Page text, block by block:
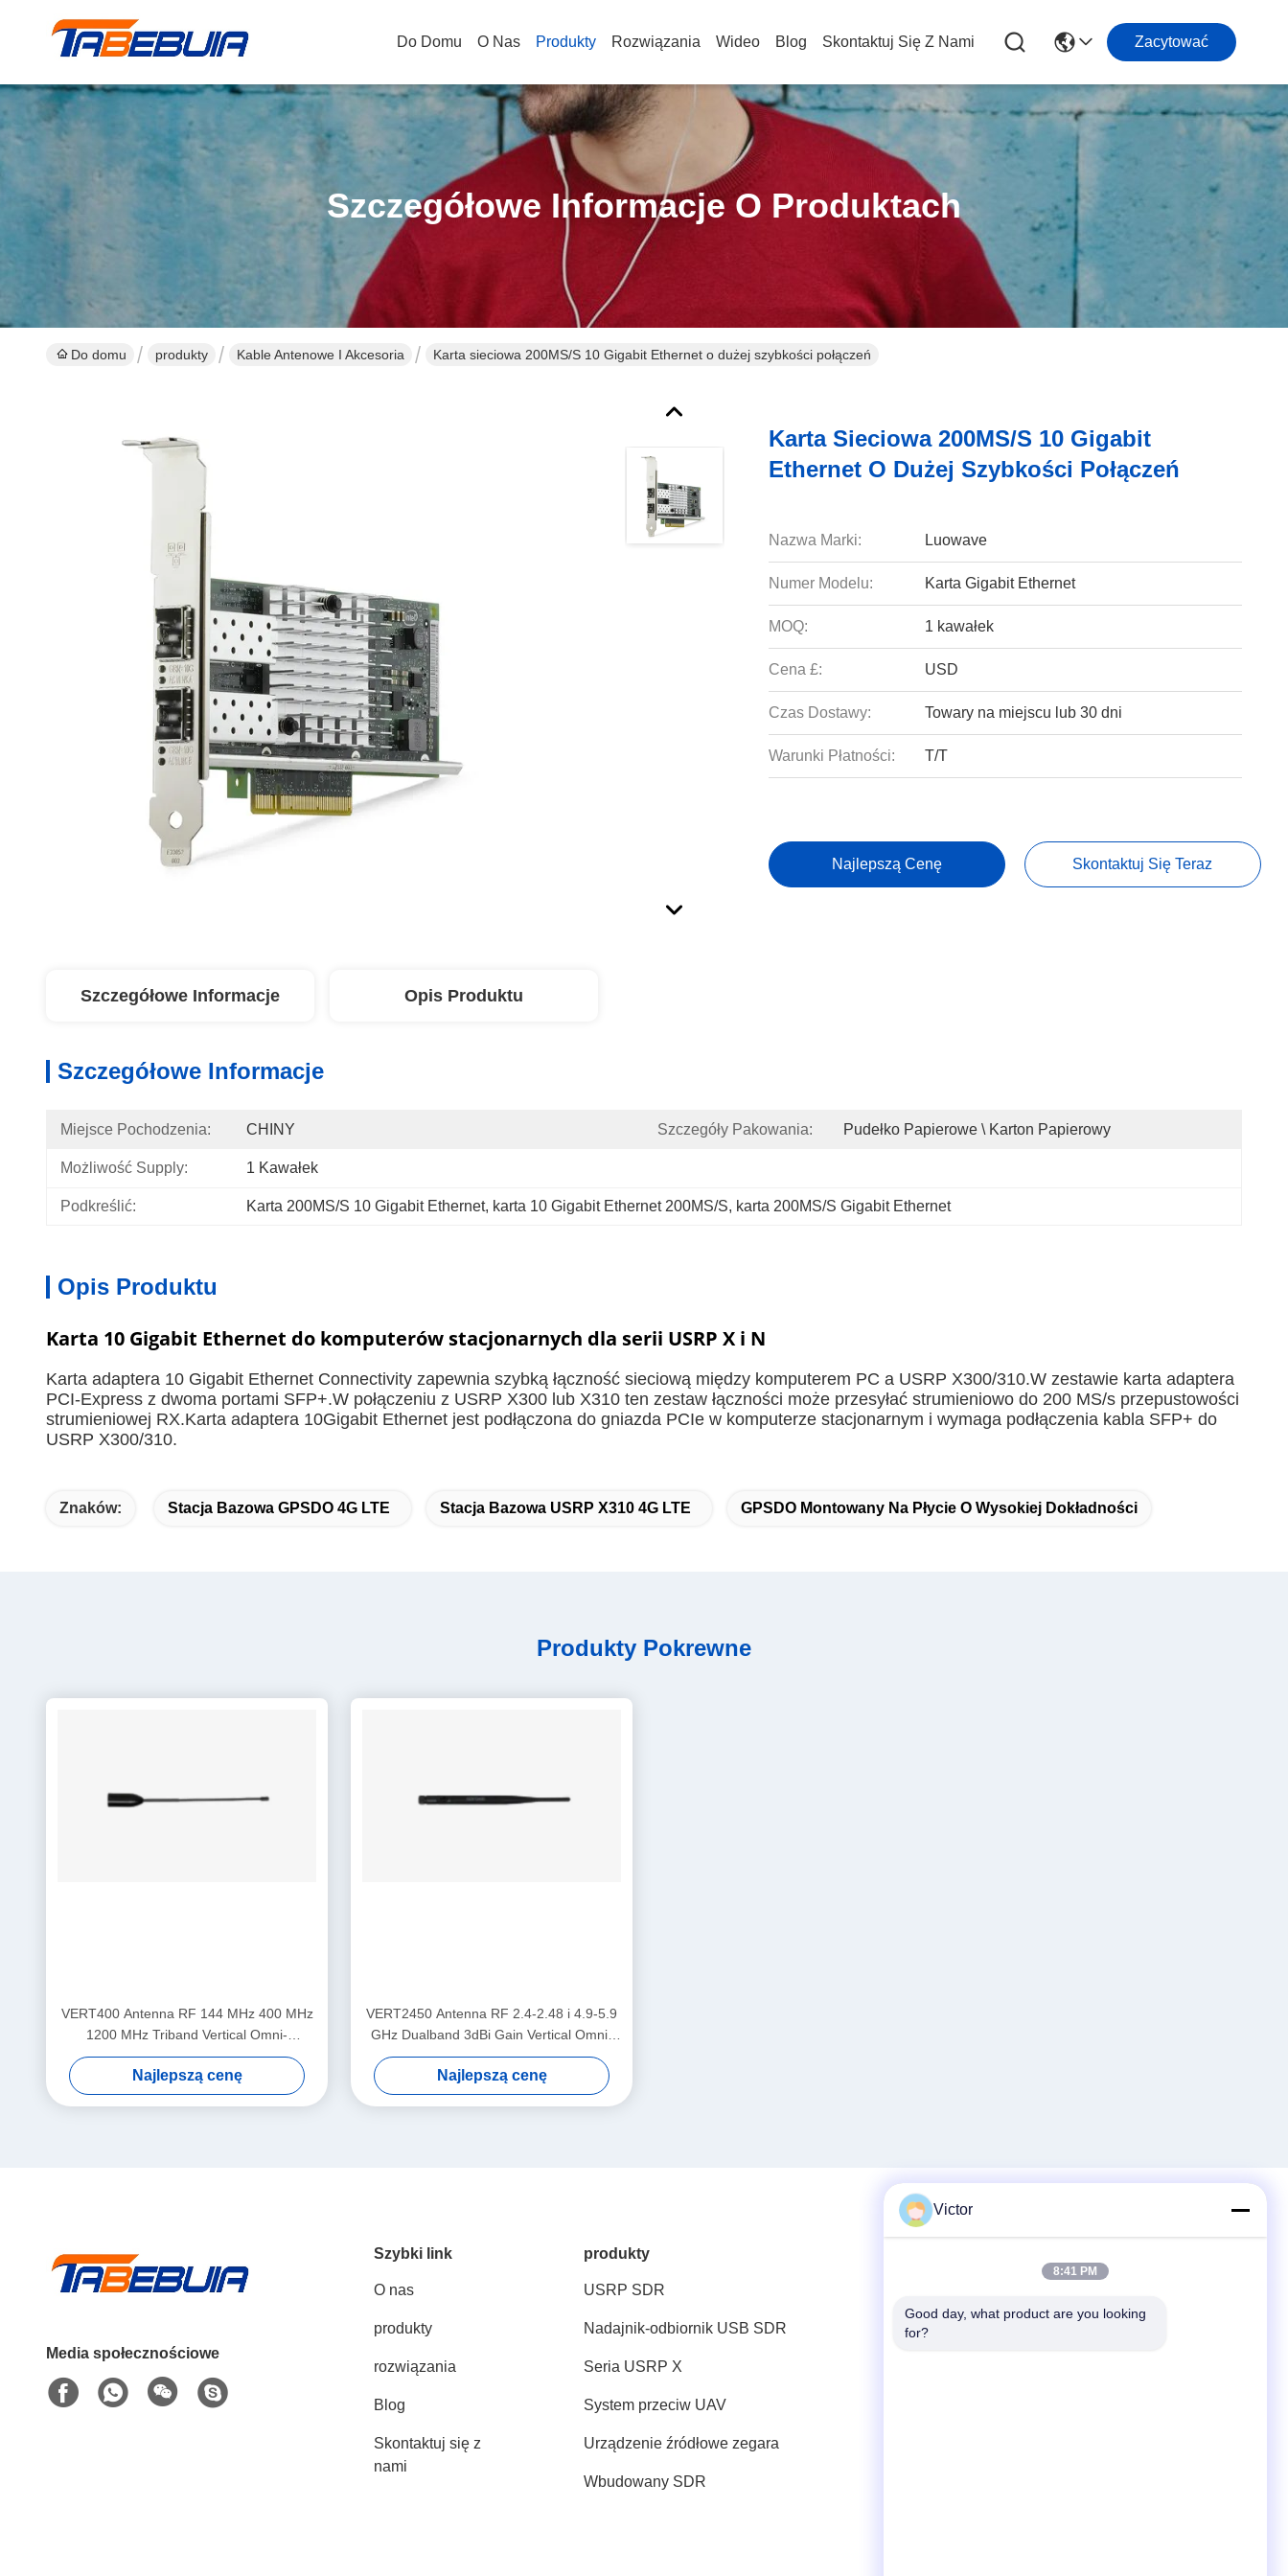
Do Domu O Nas Produkty Rozwiązania Wideo Blog Skontaktuj Się Z Nami Zacytować
Szczegółowe Informacje O Produktach
Do domu produkty Kable Antenowe I Akcesoria Karta sieciowa 200MS/S 10 Gigabit Ethernet o dużej szybkości połączeń
Karta Sieciowa 200MS/S 10 Gigabit
Ethernet O Dużej Szybkości Połączeń
Nazwa Marki: Luowave
Numer Modelu: Karta Gigabit Ethernet
MOQ: 1 kawałek
Cena £: USD
Czas Dostawy: Towary na miejscu lub 30 dni
Warunki Płatności: T/T
Najlepszą Cenę Skontaktuj Się Teraz
Szczegółowe Informacje Opis Produktu
Szczegółowe Informacje
Miejsce Pochodzenia: CHINY Szczegóły Pakowania: Pudełko Papierowe \ Karton Papierowy
Możliwość Supply: 1 Kawałek
Podkreślić: Karta 200MS/S 10 Gigabit Ethernet, karta 10 Gigabit Ethernet 200MS/S, karta 200MS/S Gigabit Ethernet
Opis Produktu
Karta 10 Gigabit Ethernet do komputerów stacjonarnych dla serii USRP X i N
Karta adaptera 10 Gigabit Ethernet Connectivity zapewnia szybką łączność sieciową między komputerem PC a USRP X300/310.W zestawie karta adaptera
PCI-Express z dwoma portami SFP+.W połączeniu z USRP X300 lub X310 ten zestaw łączności może przesyłać strumieniowo do 200 MS/s przepustowości
strumieniowej RX.Karta adaptera 10Gigabit Ethernet jest podłączona do gniazda PCIe w komputerze stacjonarnym i wymaga podłączenia kabla SFP+ do
USRP X300/310.
Znaków: Stacja Bazowa GPSDO 4G LTE Stacja Bazowa USRP X310 4G LTE GPSDO Montowany Na Płycie O Wysokiej Dokładności
Produkty Pokrewne
VERT400 Antenna RF 144 MHz 400 MHz
1200 MHz Triband Vertical Omni-
directional Antenna
Najlepszą cenę
VERT2450 Antenna RF 2.4-2.48 i 4.9-5.9
GHz Dualband 3dBi Gain Vertical Omni-
directional Antenna
Najlepszą cenę
Media społecznościowe
Szybki link
O nas
produkty
rozwiązania
Blog
Skontaktuj się z
nami
produkty
USRP SDR
Nadajnik-odbiornik USB SDR
Seria USRP X
System przeciw UAV
Urządzenie źródłowe zegara
Wbudowany SDR
86--18062514745
Victor
8:41 PM
Good day, what product are you looking
for?